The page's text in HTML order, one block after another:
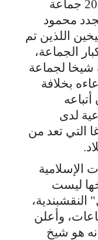
2022، ليؤسس في أيار/ مايو 2024 جماعة
محمود
اللذين تم
الجماعة،
شيخا لجماعة
بخلافة
لدى
التي تعد من
الإسلامية
ليست
وأعلن
هو شيخ